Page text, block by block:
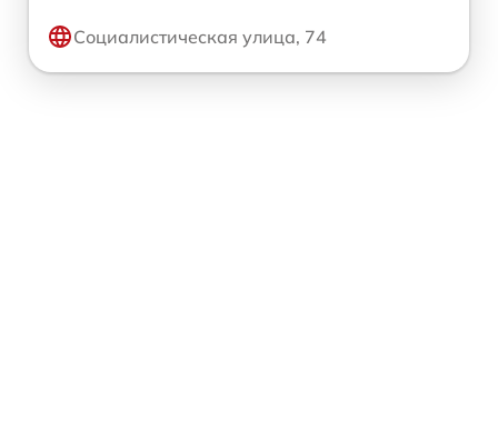
Социалистическая улица, 74